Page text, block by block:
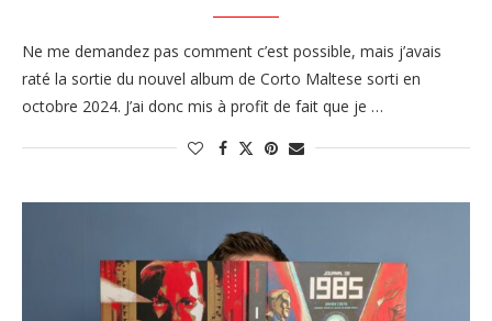
Ne me demandez pas comment c’est possible, mais j’avais
raté la sortie du nouvel album de Corto Maltese sorti en
octobre 2024. J’ai donc mis à profit de fait que je …